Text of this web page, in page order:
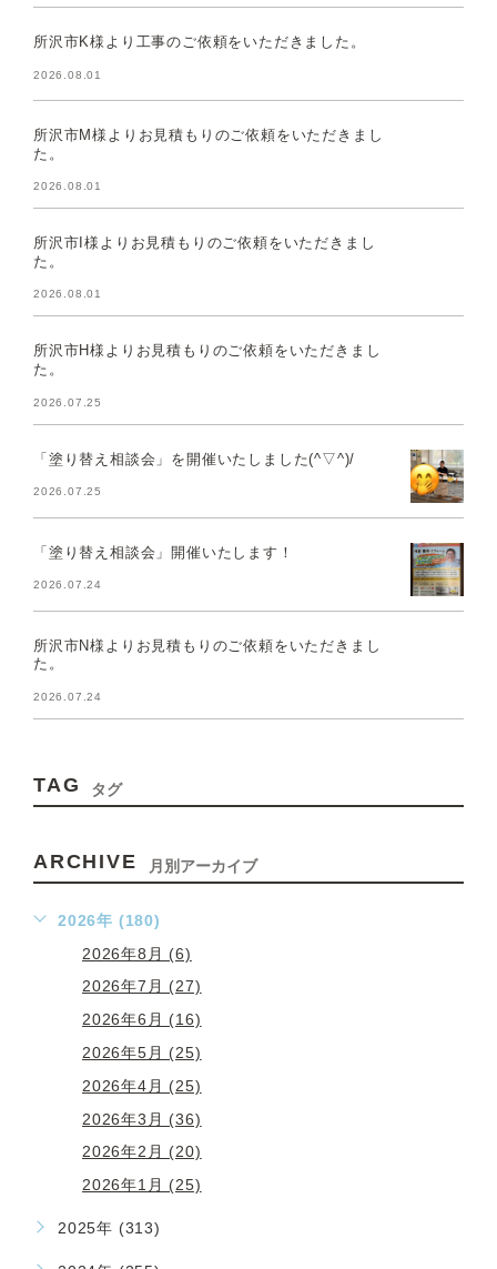
所沢市K様より工事のご依頼をいただきました。
2026.08.01
所沢市M様よりお見積もりのご依頼をいただきまし
た。
2026.08.01
所沢市I様よりお見積もりのご依頼をいただきまし
た。
2026.08.01
所沢市H様よりお見積もりのご依頼をいただきまし
た。
2026.07.25
「塗り替え相談会」を開催いたしました(^▽^)/
2026.07.25
「塗り替え相談会」開催いたします！
2026.07.24
所沢市N様よりお見積もりのご依頼をいただきまし
た。
2026.07.24
TAG タグ
ARCHIVE 月別アーカイブ
2026年 (180)
2026年8月 (6)
2026年7月 (27)
2026年6月 (16)
2026年5月 (25)
2026年4月 (25)
2026年3月 (36)
2026年2月 (20)
2026年1月 (25)
2025年 (313)